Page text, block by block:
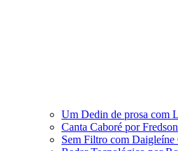
Um Dedin de prosa com
Canta Caboré por
Sem Filtro com Daigleíne